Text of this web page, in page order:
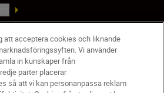
personuppgiftsbehandling
Nikon Store
Tillgänglighet
att acceptera cookies och liknande
Vi använder
in kunskaper från
parter placerar
så att vi kan personanpassa reklam